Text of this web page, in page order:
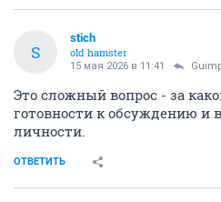
S
stich
old hamster
15 мая 2026 в 11:41
Это сложный вопрос - за
готовности к обсуждению и
личности.
ОТВЕТИТЬ